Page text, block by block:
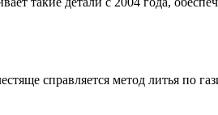
справляется метод литья по